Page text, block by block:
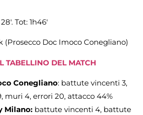
28′. Tot: 1h46′
(Prosecco Doc Imoco Conegliano)
TABELLINO DEL MATCH
Conegliano: battute vincenti 3,
muri 4, errori 20, attacco 44%
Milano: battute vincenti 4, battute